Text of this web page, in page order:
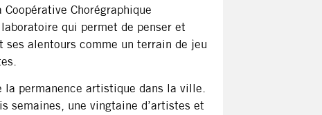
Chorégraphique
qui permet de penser et
alentours comme un terrain de jeu
permanence artistique dans la ville.
semaines, une vingtaine d’artistes et